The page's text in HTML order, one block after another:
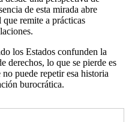
de esta mirada abre
remite a prácticas
los Estados confunden la
derechos, lo que se pierde es
puede repetir esa historia
burocrática.